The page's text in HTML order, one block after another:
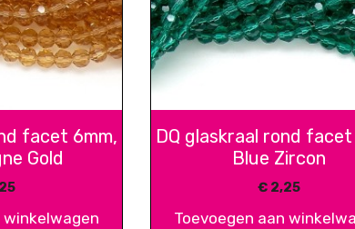
facet 6mm,
Gold
winkelwagen
DQ glaskraal rond facet
Blue Zircon
€2,25
Toevoegen aan